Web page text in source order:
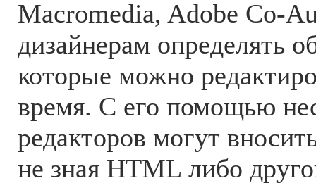
Macromedia, Adobe Co-
дизайнерам определять
которые можно
время. С его помощью
редакторов могут
не зная HTML либо